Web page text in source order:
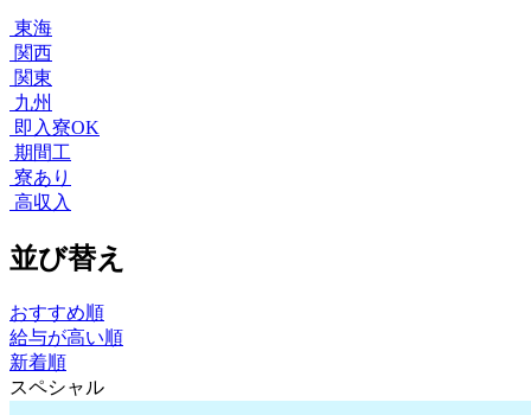
東海
関西
関東
九州
即入寮OK
期間工
寮あり
高収入
並び替え
おすすめ順
給与が高い順
新着順
スペシャル